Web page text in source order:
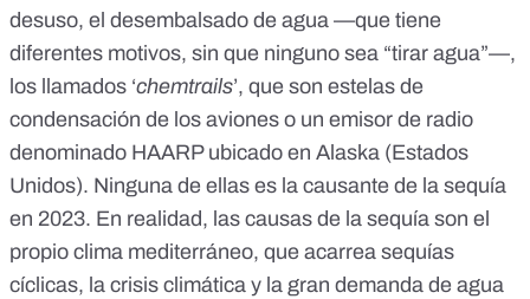
desuso, el desembalsado de agua —que tiene
diferentes motivos, sin que ninguno sea “tirar agua”—,
los llamados ‘chemtrails’, que son estelas de
condensación de los aviones o un emisor de radio
denominado HAARPubicado en Alaska (Estados
Unidos). Ninguna de ellas es la causante de la sequía
en 2023. En realidad, las causas de la sequía son el
propio clima mediterráneo, que acarrea sequías
cíclicas, la crisis climática y la gran demanda de agua